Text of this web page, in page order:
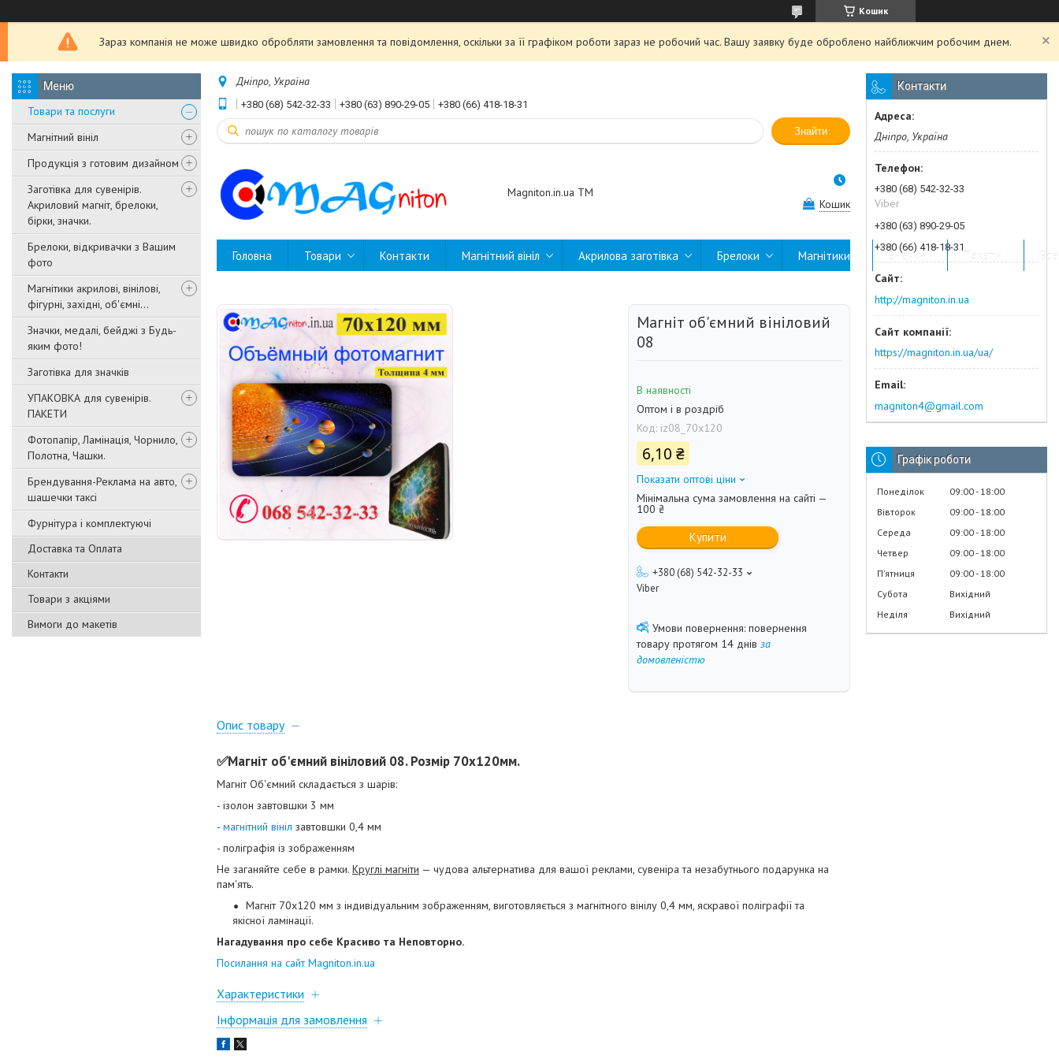
Кошик
Зараз компанія не може швидко обробляти замовлення та повідомлення, оскільки за її графіком роботи зараз не робочий час. Вашу заявку буде оброблено найближчим робочим днем.
Товари та послуги
Магнітний вініл
Продукція з готовим дизайном
Заготівка для сувенірів.
Акриловий магніт, брелоки,
бірки, значки.
Брелоки, відкривачки з Вашим
фото
Магнітики акрилові, вінілові,
фігурні, західні, об'ємні...
Значки, медалі, бейджі з Будь-
яким фото!
Заготівка для значків
УПАКОВКА для сувенірів.
ПАКЕТИ
Фотопапір, Ламінація, Чорнило,
Полотна, Чашки.
Брендування-Реклама на авто,
шашечки таксі
Фурнітура і комплектуючі
Доставка та Оплата
Контакти
Товари з акціями
Вимоги до макетів
Дніпро, Україна
+380 (68) 542-32-33 +380 (63) 890-29-05 +380 (66) 418-18-31
Знайти
Magniton.in.ua ТМ
Кошик
Головна Товари Контакти Магнітний вініл Акрилова заготівка Брелоки Магнітики Значки Пакети
Магніт об'ємний вініловий
08
В наявності
Оптом і в роздріб
Код: iz08_70х120
6,10 ₴
Показати оптові ціни
Мінімальна сума замовлення на сайті —
100 ₴
Купити
+380 (68) 542-32-33
Viber
повернення
товару протягом 14 днів за
домовленістю
Опис товару
✅️Магніт об'ємний вініловий 08. Розмір 70х120мм.
Магніт Об'ємний складається з шарів:
- ізолон завтовшки 3 мм
- магнітний вініл завтовшки 0,4 мм
- поліграфія із зображенням
Не заганяйте себе в рамки. Круглі магніти — чудова альтернатива для вашої реклами, сувеніра та незабутнього подарунка на
пам'ять.
Магніт 70х120 мм з індивідуальним зображенням, виготовляється з магнітного вінілу 0,4 мм, яскравої поліграфії та
якісної ламінації.
Нагадування про себе Красиво та Неповторно.
Посилання на сайт Magniton.in.ua
Характеристики
Інформація для замовлення
Контакти
Дніпро, Україна
+380 (68) 542-32-33
Viber
+380 (63) 890-29-05
+380 (66) 418-18-31
http://magniton.in.ua
https://magniton.in.ua/ua/
magniton4@gmail.com
Графік роботи
Понеділок 09:00 18:00
Вівторок
09:00 18:00
Середа
09:00 18:00
Четвер
09:00 18:00
Пʼятниця
09:00 18:00
Субота
Вихідний
Неділя
Вихідний